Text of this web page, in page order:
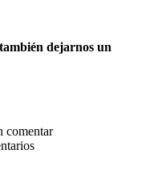
dejarnos un
comentar